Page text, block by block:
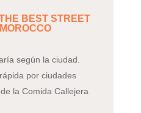
BEST STREET
según la ciudad.
por ciudades
la Comida Callejera